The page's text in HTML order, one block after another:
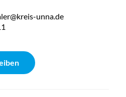
unna.de